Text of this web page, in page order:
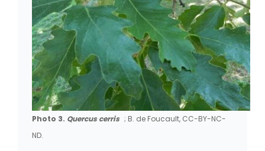
Photo 3. Quercus cerris ; B. de Foucault, CC-BY-NC-
ND.